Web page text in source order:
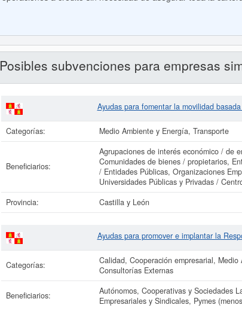
Posibles subvenciones para empresas
Ayudas para fomentar la movilidad
Categorías: Medio Ambiente y Energía, Transporte
Beneficiarios:
Agrupaciones de interés económico / de
Comunidades de bienes / propietarios,
/ Entidades Públicas, Organizaciones
Universidades Públicas y Privadas /
Provincia:
Castilla y León
Ayudas para promover e implantar la
Categorías:
Calidad, Cooperación empresarial,
Consultorías Externas
Beneficiarios:
Autónomos, Cooperativas y Sociedades
Empresariales y Sindicales, Pymes